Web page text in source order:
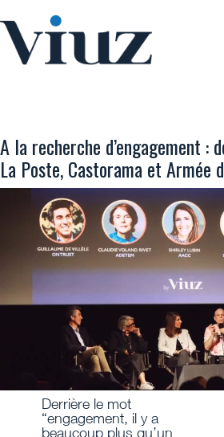
A la recherche d’engagement :
La Poste, Castorama et Armée
Derrière le mot
“engagement, il y a
beaucoup plus qu’un